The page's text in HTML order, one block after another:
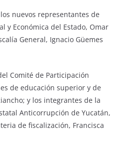
nuevos representantes de
y Económica del Estado, Omar
General, Ignacio Güemes
Comité de Participación
de educación superior y de
y los integrantes de la
Anticorrupción de Yucatán,
de fiscalización, Francisca